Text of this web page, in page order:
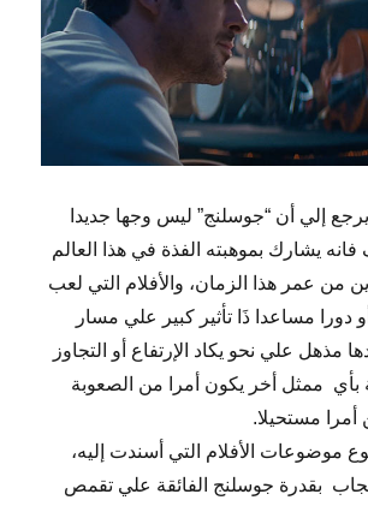
يرجع إلي أن “جوسلنج” ليس وجها جديدا
يشارك بموهبته الفذة في هذا العالم
من عمر هذا الزمان، والأفلام التي لعب
دورا مساعدا ذَا تأثير كبير علي مسار
مذهل علي نحو يكاد الإرتفاع أو التجاوز
بأي ممثل أخر يكون أمرا من الصعوبة
أمرا مستحيلا.
موضوعات الأفلام التي أسندت إليه،
بقدرة جوسلنج الفائقة علي تقمص